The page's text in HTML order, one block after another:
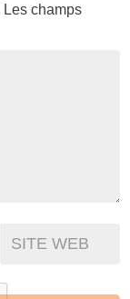
Les champs